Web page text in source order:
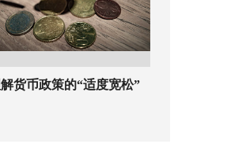
货币政策的“适度宽松”